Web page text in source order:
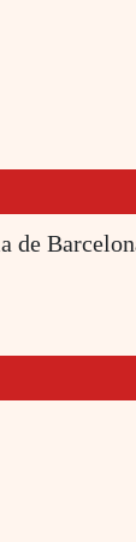
de